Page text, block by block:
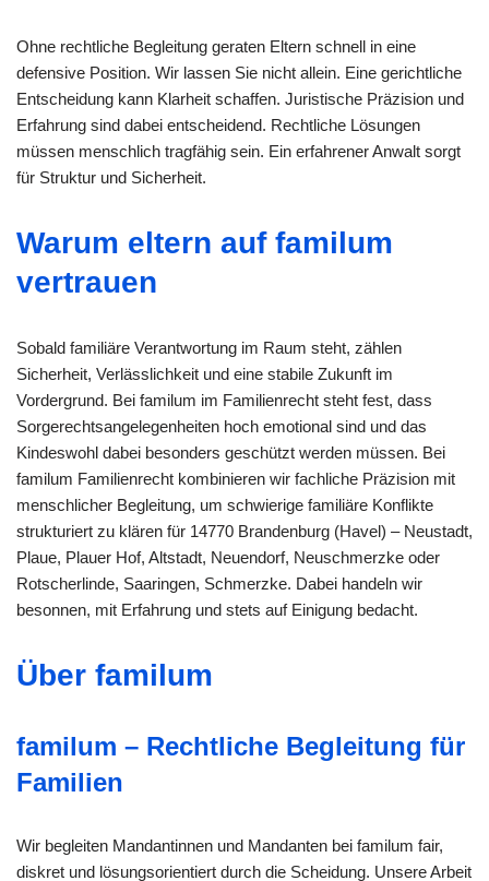
Ohne rechtliche Begleitung geraten Eltern schnell in eine
defensive Position. Wir lassen Sie nicht allein. Eine gerichtliche
Entscheidung kann Klarheit schaffen. Juristische Präzision und
Erfahrung sind dabei entscheidend. Rechtliche Lösungen
müssen menschlich tragfähig sein. Ein erfahrener Anwalt sorgt
für Struktur und Sicherheit.
Warum eltern auf familum
vertrauen
Sobald familiäre Verantwortung im Raum steht, zählen
Sicherheit, Verlässlichkeit und eine stabile Zukunft im
Vordergrund. Bei familum im Familienrecht steht fest, dass
Sorgerechtsangelegenheiten hoch emotional sind und das
Kindeswohl dabei besonders geschützt werden müssen. Bei
familum Familienrecht kombinieren wir fachliche Präzision mit
menschlicher Begleitung, um schwierige familiäre Konflikte
strukturiert zu klären für 14770 Brandenburg (Havel) – Neustadt,
Plaue, Plauer Hof, Altstadt, Neuendorf, Neuschmerzke oder
Rotscherlinde, Saaringen, Schmerzke. Dabei handeln wir
besonnen, mit Erfahrung und stets auf Einigung bedacht.
Über familum
familum – Rechtliche Begleitung für
Familien
Wir begleiten Mandantinnen und Mandanten bei familum fair,
diskret und lösungsorientiert durch die Scheidung. Unsere Arbeit